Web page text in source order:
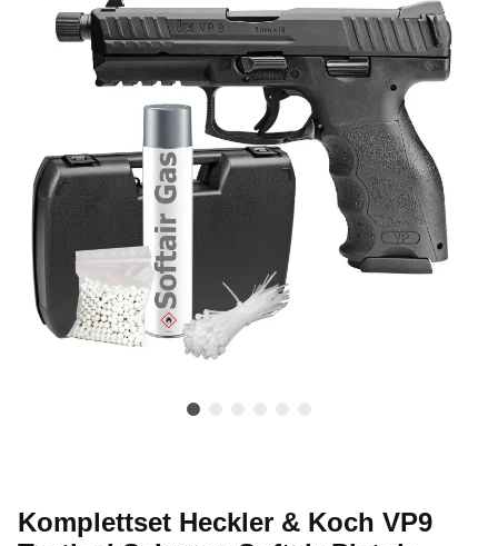
Komplettset Heckler & Koch VP9